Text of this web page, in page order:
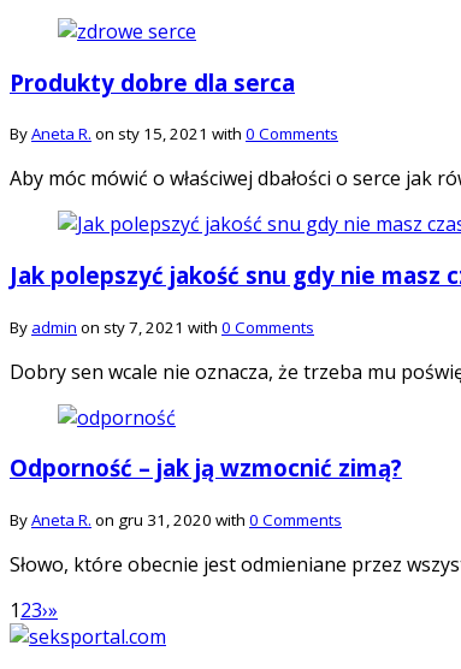
Produkty dobre dla serca
ByAneta R. on sty 15, 2021 with 0 Comments
Aby móc mówić o właściwej dbałości o serce jak
Jak polepszyć jakość snu gdy nie masz
By admin on sty 7, 2021 with 0 Comments
Dobry sen wcale nie oznacza, że trzeba mu
Odporność – jak ją wzmocnić zimą?
ByAneta R. on gru 31, 2020 with 0 Comments
Słowo, które obecnie jest odmieniane przez
123›»